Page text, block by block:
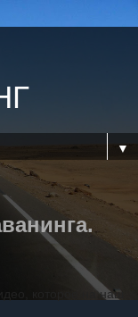
▼
которое на наш